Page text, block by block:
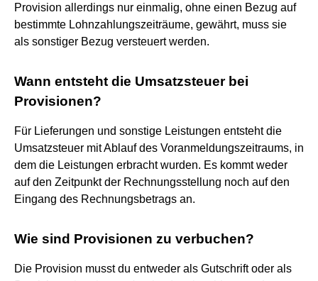
Provision allerdings nur einmalig, ohne einen Bezug auf
bestimmte Lohnzahlungszeiträume, gewährt, muss sie
als sonstiger Bezug versteuert werden.
Wann entsteht die Umsatzsteuer bei
Provisionen?
Für Lieferungen und sonstige Leistungen entsteht die
Umsatzsteuer mit Ablauf des Voranmeldungszeitraums, in
dem die Leistungen erbracht wurden. Es kommt weder
auf den Zeitpunkt der Rechnungsstellung noch auf den
Eingang des Rechnungsbetrags an.
Wie sind Provisionen zu verbuchen?
Die Provision musst du entweder als Gutschrift oder als